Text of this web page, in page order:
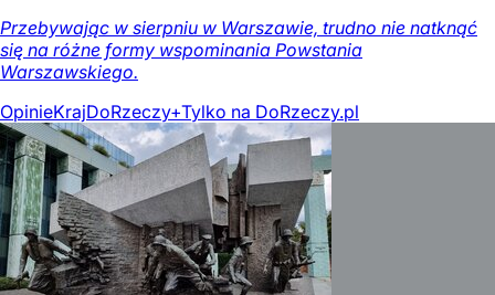
Przebywając w sierpniu w Warszawie, trudno nie natknąć
się na różne formy wspominania Powstania
Warszawskiego.
OpinieKrajDoRzeczy+Tylko na DoRzeczy.pl